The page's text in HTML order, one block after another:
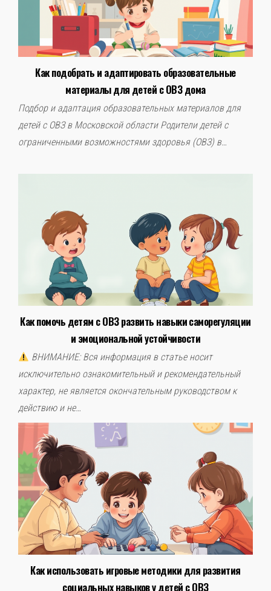
Как подобрать и адаптировать образовательные
материалы для детей с ОВЗ дома
Подбор и адаптация образовательных материалов для
детей с ОВЗ в Московской области Родители детей с
ограниченными возможностями здоровья (ОВЗ) в…
Как помочь детям с ОВЗ развить навыки саморегуляции
и эмоциональной устойчивости
ВНИМАНИЕ: Вся информация в статье носит
исключительно ознакомительный и рекомендательный
характер, не является окончательным руководством к
действию и не…
Как использовать игровые методики для развития
социальных навыков у детей с ОВЗ